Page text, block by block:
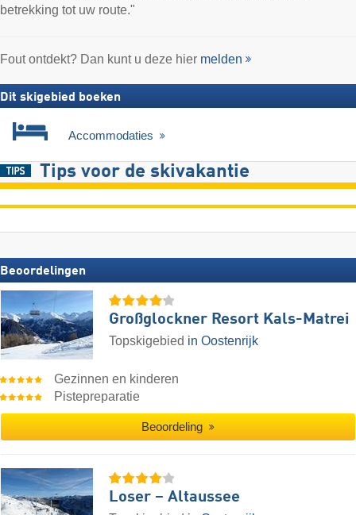
betrekking tot uw route."
Fout ontdekt? Dan kunt u deze hier melden
Dit skigebied boeken
Accommodaties
Tips voor de skivakantie
Beoordelingen
Großglockner Resort Kals-Matrei
Topskigebied in Oostenrijk
Gezinnen en kinderen
Pistepreparatie
Beoordeling
Loser – Altaussee